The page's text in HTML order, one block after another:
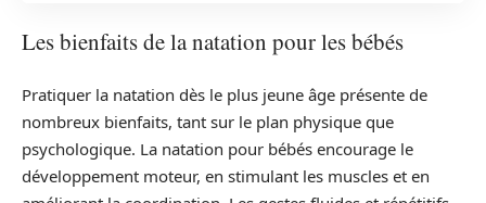
Les bienfaits de la natation pour les bébés
Pratiquer la natation dès le plus jeune âge présente de
nombreux bienfaits, tant sur le plan physique que
psychologique. La natation pour bébés encourage le
développement moteur, en stimulant les muscles et en